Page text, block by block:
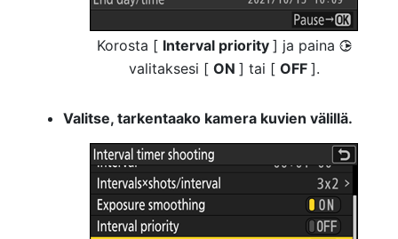
Korosta [ Interval priority ] ja paina 2
valitaksesi [ ON ] tai [ OFF ].
Valitse, tarkentaako kamera kuvien välillä.